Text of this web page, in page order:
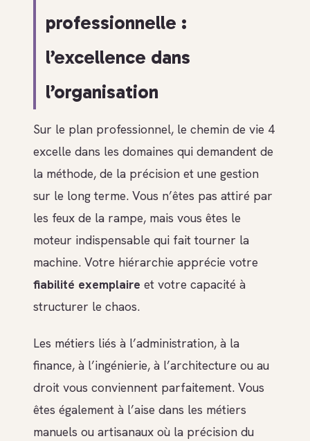
professionnelle :
l’excellence dans
l’organisation
Sur le plan professionnel, le chemin de vie 4
excelle dans les domaines qui demandent de
la méthode, de la précision et une gestion
sur le long terme. Vous n’êtes pas attiré par
les feux de la rampe, mais vous êtes le
moteur indispensable qui fait tourner la
machine. Votre hiérarchie apprécie votre
fiabilité exemplaire et votre capacité à
structurer le chaos.
Les métiers liés à l’administration, à la
finance, à l’ingénierie, à l’architecture ou au
droit vous conviennent parfaitement. Vous
êtes également à l’aise dans les métiers
manuels ou artisanaux où la précision du